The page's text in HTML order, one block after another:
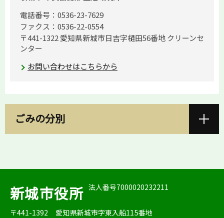
電話番号：0536-23-7629
ファクス：0536-22-0554
〒441-1322 愛知県新城市日吉字樋田56番地 クリーンセ
ンター
お問い合わせはこちらから
ごみの分別
新城市役所 法人番号7000020232211
〒441-1392 愛知県新城市字東入船115番地